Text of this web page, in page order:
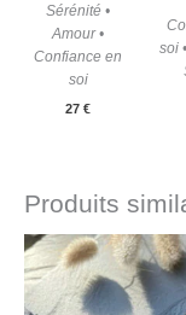
Sérénité •
Amour •
Confiance en
soi
27€
soi
Produits